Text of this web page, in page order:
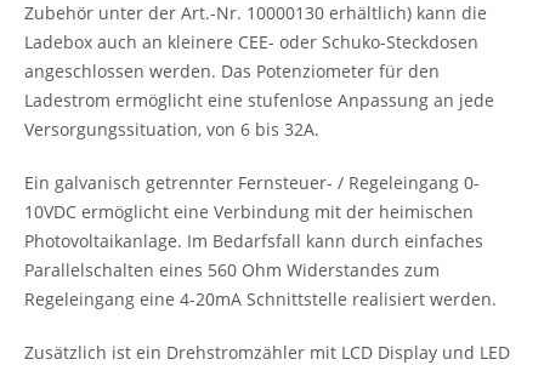
Zubehör unter der Art.-Nr. 10000130 erhältlich) kann die
Ladebox auch an kleinere CEE- oder Schuko-Steckdosen
angeschlossen werden. Das Potenziometer für den
Ladestrom ermöglicht eine stufenlose Anpassung an jede
Versorgungssituation, von 6 bis 32A.
Ein galvanisch getrennter Fernsteuer- / Regeleingang 0-
10VDC ermöglicht eine Verbindung mit der heimischen
Photovoltaikanlage. Im Bedarfsfall kann durch einfaches
Parallelschalten eines 560 Ohm Widerstandes zum
Regeleingang eine 4-20mA Schnittstelle realisiert werden.
Zusätzlich ist ein Drehstromzähler mit LCD Display und LED